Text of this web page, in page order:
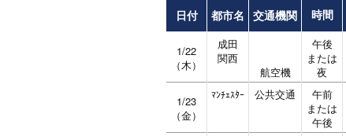
日付 都市名 交通機関 時間
1/22
（木）
成田
関西
航空機
午後
または
夜
1/23
（金）
ﾏﾝﾁｪｽﾀｰ 公共交通
午前
または
午後